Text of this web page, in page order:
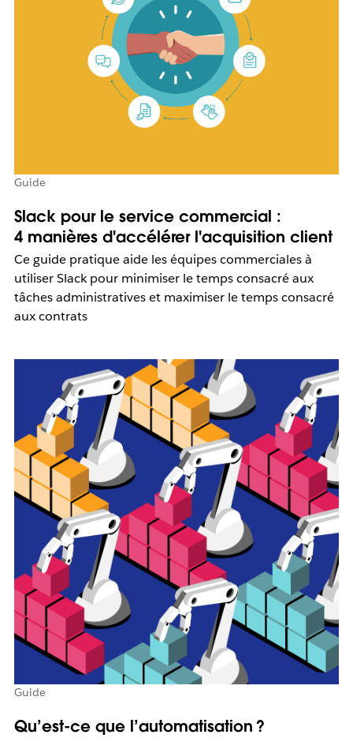
Guide
Slack pour le service commercial :
4 manières d'accélérer l'acquisition client
Ce guide pratique aide les équipes commerciales à
utiliser Slack pour minimiser le temps consacré aux
tâches administratives et maximiser le temps consacré
aux contrats
Guide
Qu’est-ce que l’automatisation ?